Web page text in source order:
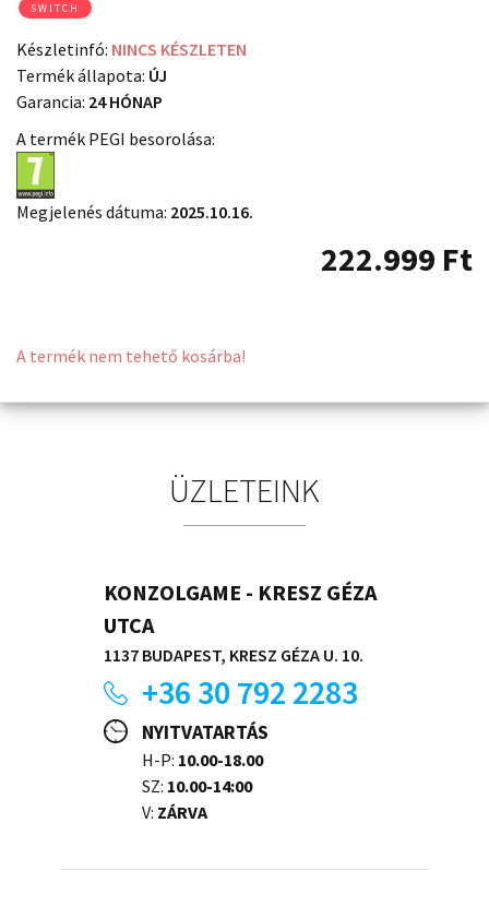
SWITCH
Készletinfó: NINCS KÉSZLETEN
Termék állapota: ÚJ
Garancia: 24 HÓNAP
A termék PEGI besorolása:
Megjelenés dátuma: 2025.10.16.
222.999 Ft
A termék nem tehető kosárba!
ÜZLETEINK
KONZOLGAME - KRESZ GÉZA
UTCA
1137 BUDAPEST, KRESZ GÉZA U. 10.
+36 30 792 2283
NYITVATARTÁS
H-P: 10.00-18.00
SZ: 10.00-14:00
V: ZÁRVA